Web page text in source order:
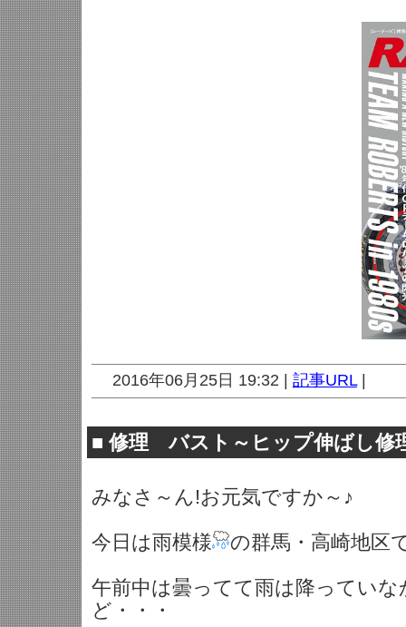
2016年06月25日 19:32 | 記事URL|
■ 修理 バスト～ヒップ伸ばし修
みなさ～ん!お元気ですか～♪
今日は雨模様
の群馬・高崎地区
午前中は曇ってて雨は降ってい
ど・・・